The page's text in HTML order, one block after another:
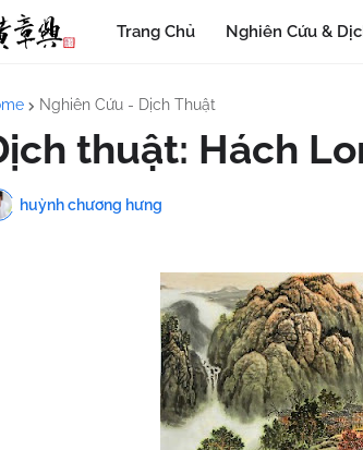
Trang Chủ Nghiên Cứu &
Nghiên Cứu - Dịch Thuật
thuật: Hách
huỳnh chương hưng